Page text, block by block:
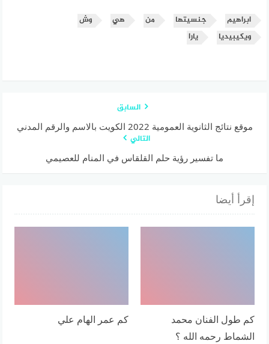
ابراهيم جنسيتها من هي
وش
ويكيبيديا
يارا
السابق
موقع نتائج الثانوية العمومية 2022 الكويت بالاسم والرقم المدني
التالي
ما تفسير رؤية حلم القلقاس في المنام للعصيمي
إقرأ أيضا
كم طول الفنان محمد
الشماط رحمه الله ؟
كم عمر الهام علي